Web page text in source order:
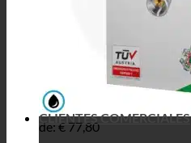
de: € 77,80
CLIENTES COMERCIALES